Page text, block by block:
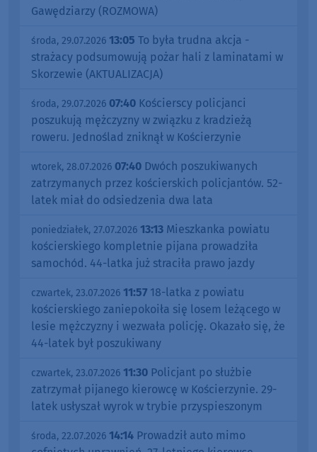
Gawędziarzy (ROZMOWA)
środa, 29.07.2026 13:05 To była trudna akcja -
strażacy podsumowują pożar hali z laminatami w
Skorzewie (AKTUALIZACJA)
środa, 29.07.2026 07:40 Kościerscy policjanci
poszukują mężczyzny w związku z kradzieżą
roweru. Jednoślad zniknął w Kościerzynie
wtorek, 28.07.2026 07:40 Dwóch poszukiwanych
zatrzymanych przez kościerskich policjantów. 52-
latek miał do odsiedzenia dwa lata
poniedziałek, 27.07.2026 13:13 Mieszkanka powiatu
kościerskiego kompletnie pijana prowadziła
samochód. 44-latka już straciła prawo jazdy
czwartek, 23.07.2026 11:57 18-latka z powiatu
kościerskiego zaniepokoiła się losem leżącego w
lesie mężczyzny i wezwała policję. Okazało się, że
44-latek był poszukiwany
czwartek, 23.07.2026 11:30 Policjant po służbie
zatrzymał pijanego kierowcę w Kościerzynie. 29-
latek usłyszał wyrok w trybie przyspieszonym
środa, 22.07.2026 14:14 Prowadził auto mimo